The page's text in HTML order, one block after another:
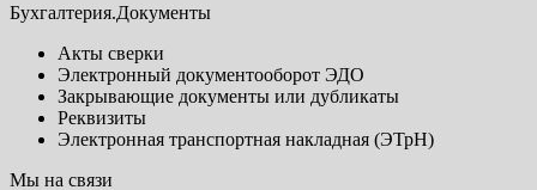
Бухгалтерия.Документы
Акты сверки
Электронный документооборот ЭДО
Закрывающие документы или дубликаты
Реквизиты
Электронная транспортная накладная (ЭТрН)
Мы на связи